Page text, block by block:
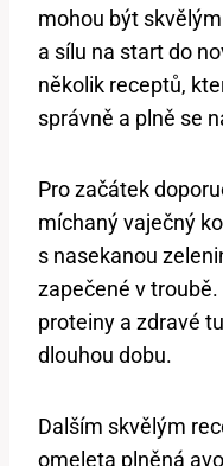
mohou být
a sílu na start do
několik receptů,
správně a plně se
Pro začátek
míchaný vaječný
s nasekanou
zapečené v
proteiny a zdravé
dlouhou dobu.
Dalším skvělým
omeleta plněná